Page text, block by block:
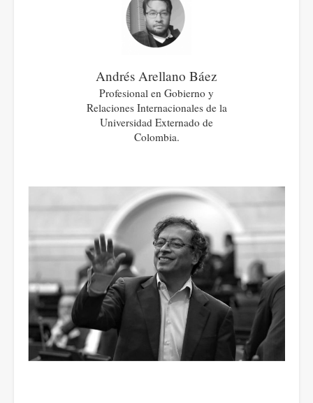
Andrés Arellano Báez
Profesional en Gobierno y
Relaciones Internacionales de la
Universidad Externado de
Colombia.